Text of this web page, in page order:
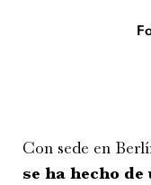
Con sede en
se ha hecho